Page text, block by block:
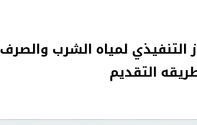
لمياه الشرب والصرف
التقديم